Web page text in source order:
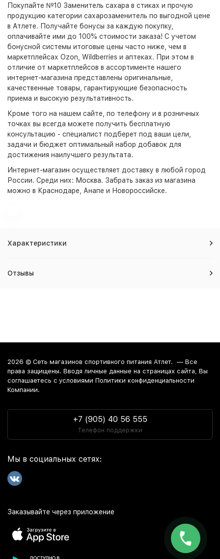
Покупайте №10 Заменитель сахара в стиках и прочую
продукцию категории сахарозаменитель по выгодной цене
в Атлете. Получайте бонусы за каждую покупку,
оплачивайте ими до 100% стоимости заказа! С учетом
бонусной системы итоговые цены часто ниже, чем в
маркетплейсах Ozon, Wildberries и аптеках. При этом в
отличие от маркетплейсов в ассортименте нашего
интернет-магазина представлены оригинальные,
качественные товары, гарантирующие безопасность
приема и высокую результативность.
Кроме того на нашем сайте, по телефону и в розничных
точках вы всегда можете получить бесплатную
консультацию - специалист подберет под ваши цели,
задачи и бюджет оптимальный набор добавок для
достижения наилучшего результата.
Интернет-магазин осуществляет доставку в любой город
России. Среди них: Москва. Забрать заказ из магазина
можно в Краснодаре, Анапе и Новороссийске.
Характеристики
Отзывы
2026 © Сеть магазинов спортивного питания Атлет. — Все
права защищены. Вводя личные данные на страницах сайта, Вы
соглашаетесь c условиями Политики конфиденциальности
Компании.
+7 (905) 40 56 555
Телефон поддержки
Мы в социальных сетях:
Заказывайте через приложение